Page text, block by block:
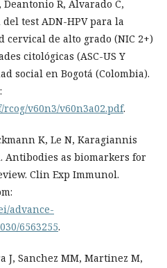
R, Alvarado C,
test ADN-HPV para la
cervical de alto grado (NIC 2+)
citológicas (ASC-US Y
social en Bogotá (Colombia).
v60n3/v60n3a02.pdf.
K, Le N, Karagiannis
Antibodies as biomarkers for
Clin Exp Immunol.
advance-
6563255.
J, Sanchez MM, Martinez M,